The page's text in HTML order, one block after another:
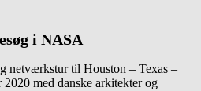
i NASA
netværkstur til Houston – Texas –
med danske arkitekter og